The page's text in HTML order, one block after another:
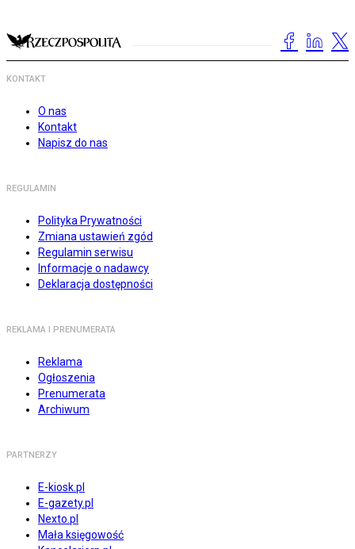
KONTAKT
O nas
Kontakt
Napisz do nas
REGULAMIN
Polityka Prywatności
Zmiana ustawień zgód
Regulamin serwisu
Informacje o nadawcy
Deklaracja dostępności
REKLAMA I PRENUMERATA
Reklama
Ogłoszenia
Prenumerata
Archiwum
PARTNERZY
E-kiosk.pl
E-gazety.pl
Nexto.pl
Mała księgowość